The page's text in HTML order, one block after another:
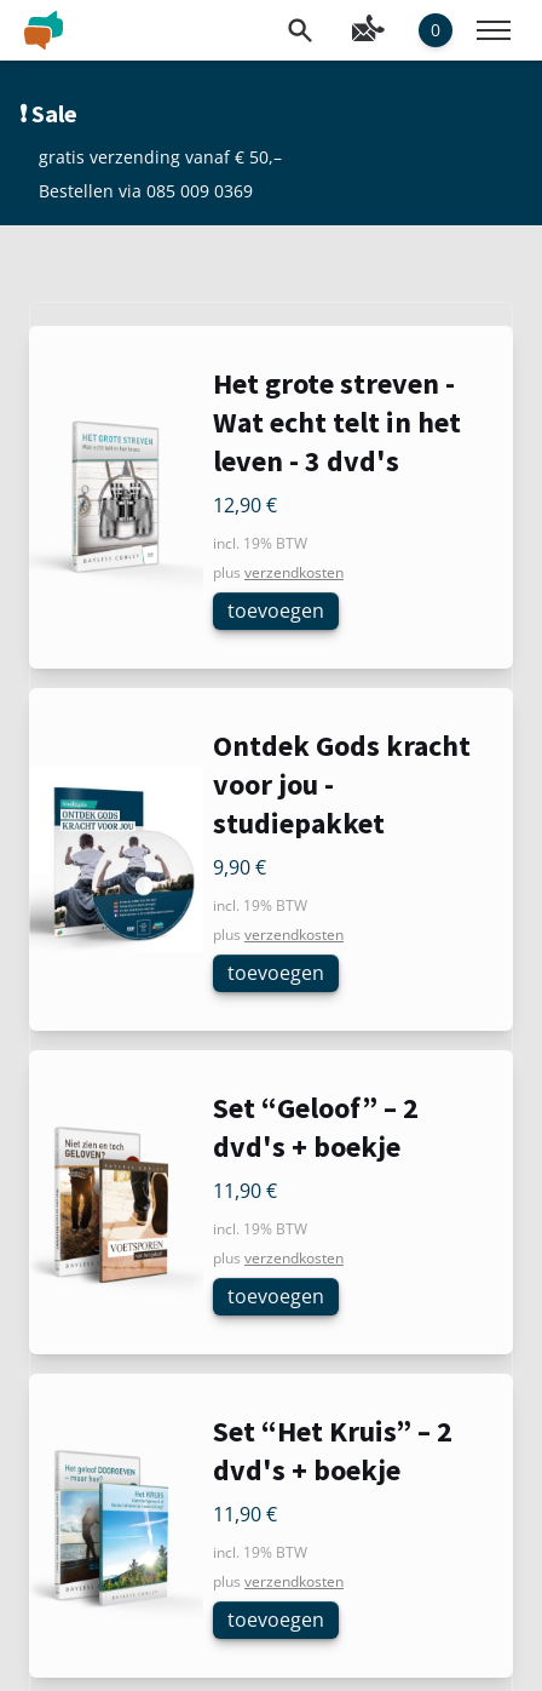
0
❗ Sale
gratis verzending vanaf € 50,–
Bestellen via 085 009 0369
Het grote streven -
Wat echt telt in het
leven - 3 dvd's
12,90€
incl. 19% BTW
plus verzendkosten
toevoegen
Ontdek Gods kracht
voor jou -
studiepakket
9,90€
incl. 19% BTW
plus verzendkosten
toevoegen
Set “Geloof” – 2
dvd's + boekje
11,90€
incl. 19% BTW
plus verzendkosten
toevoegen
Set “Het Kruis” – 2
dvd's + boekje
11,90€
incl. 19% BTW
plus verzendkosten
toevoegen